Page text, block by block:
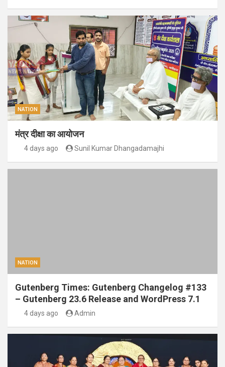
NATION
मंत्र दीक्षा का आयोजन
4 days ago Sunil Kumar Dhangadamajhi
NATION
Gutenberg Times: Gutenberg Changelog #133
– Gutenberg 23.6 Release and WordPress 7.1
4 days ago Admin